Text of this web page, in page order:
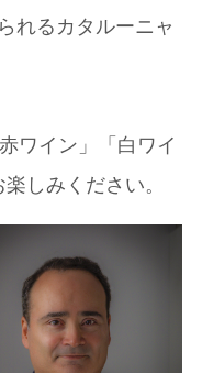
れるカタルーニャ
ワイン」「白ワイ
しみください。